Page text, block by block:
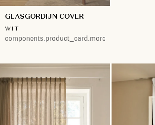
GLASGORDIJN COVER
WIT
components.product_card.more.both